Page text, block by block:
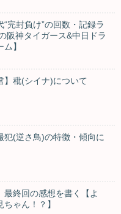
“完封負け”の回数・記録ラ
阪神タイガース&中日ドラ
】
】秕(シイナ)について
犯(逆さ鳥)の特徴・傾向に
最終回の感想を書く【よ
ゃん！？】